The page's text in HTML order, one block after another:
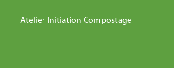
Atelier Initiation Compostage